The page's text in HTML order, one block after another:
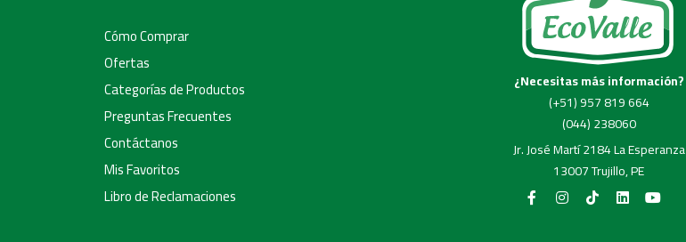
Cómo Comprar
Ofertas
Categorías de Productos
Preguntas Frecuentes
Contáctanos
Mis Favoritos
Libro de Reclamaciones
¿Necesitas más información?
(+51) 957 819 664
(044) 238060
Jr. José Martí 2184 La Esperanza
13007 Trujillo, PE